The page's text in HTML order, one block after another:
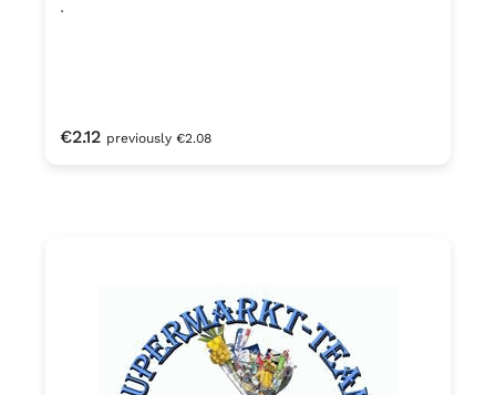
.
Regular price:
€2.12 previously €2.08